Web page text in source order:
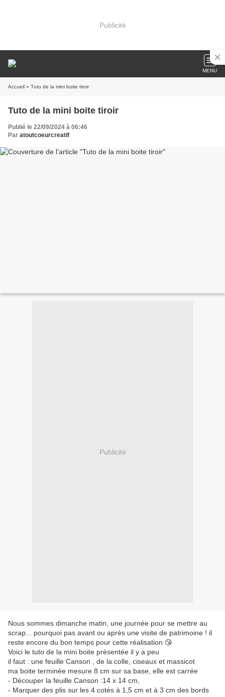
Publicité
MENU
Accueil » Tuto de la mini boite tiroir
Tuto de la mini boite tiroir
Publié le 22/09/2024 à 06:46
Par atoutcoeurcreatif
Publicité
Nous sommes dimanche matin, une journée pour se mettre au
scrap... pourquoi pas avant ou après une visite de patrimoine ! il
reste encore du bon temps pour cette réalisation 😘
Voici le tuto de la mini boite présentée il y a peu
il faut : une feuille Canson , de la colle, ciseaux et massicot
ma boite terminée mesure 8 cm sur sa base, elle est carrée
- Découper la feuille Canson :14 x 14 cm,
- Marquer des plis sur les 4 cotés à 1,5 cm et à 3 cm des bords